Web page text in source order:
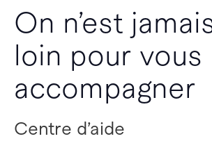
On n’est
loin pour vous
accompagner
Centre d’aide